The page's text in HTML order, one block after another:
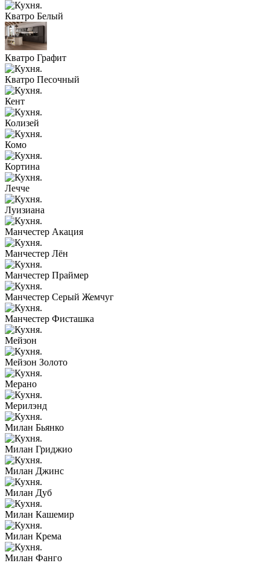
Кватро Белый
Кватро Графит
Кватро Песочный
Кент
Колизей
Комо
Кортина
Лечче
Луизиана
Манчестер Акация
Манчестер Лён
Манчестер Праймер
Манчестер Серый Жемчуг
Манчестер Фисташка
Мейзон
Мейзон Золото
Мерано
Мерилэнд
Милан Бьянко
Милан Гриджио
Милан Джинс
Милан Дуб
Милан Кашемир
Милан Крема
Милан Фанго